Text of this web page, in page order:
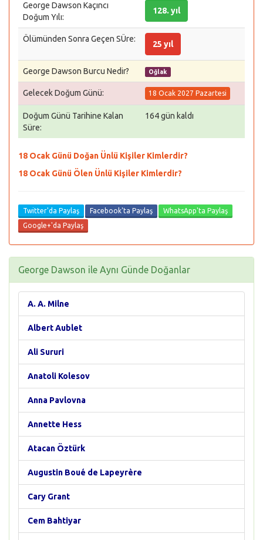
George Dawson Kaçıncı
Doğum Yılı:
128. yıl
Ölümünden Sonra Geçen SÜre:
25 yıl
George Dawson Burcu Nedir? Oğlak
Gelecek Doğum Günü: 18 Ocak 2027 Pazartesi
Doğum Günü Tarihine Kalan
Süre:
164 gün kaldı
18 Ocak Günü Doğan Ünlü Kişiler Kimlerdir?
18 Ocak Günü Ölen Ünlü Kişiler Kimlerdir?
Twitter'da Paylaş Facebook'ta Paylaş
WhatsApp'ta Paylaş
Google+'da Paylaş
George Dawson ile Aynı Günde Doğanlar
A. A. Milne
Albert Aublet
Ali Sururi
Anatoli Kolesov
Anna Pavlovna
Annette Hess
Atacan Öztürk
Augustin Boué de Lapeyrère
Cary Grant
Cem Bahtiyar